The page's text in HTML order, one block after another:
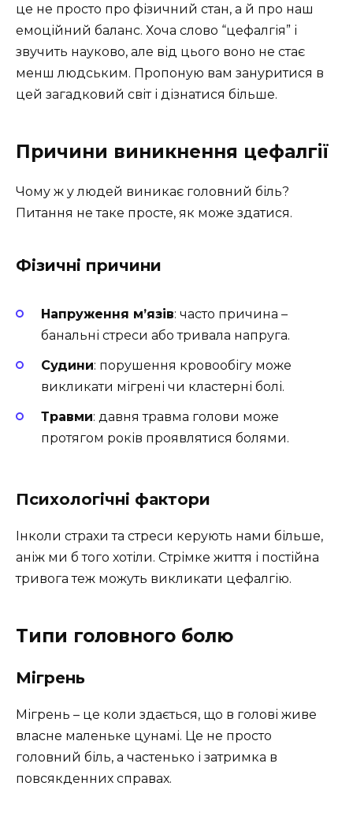
це не просто про фізичний стан, а й про наш
емоційний баланс. Хоча слово “цефалгія” і
звучить науково, але від цього воно не стає
менш людським. Пропоную вам зануритися в
цей загадковий світ і дізнатися більше.
Причини виникнення цефалгії
Чому ж у людей виникає головний біль?
Питання не таке просте, як може здатися.
Фізичні причини
Напруження м’язів: часто причина –
банальні стреси або тривала напруга.
Судини: порушення кровообігу може
викликати мігрені чи кластерні болі.
Травми: давня травма голови може
протягом років проявлятися болями.
Психологічні фактори
Інколи страхи та стреси керують нами більше,
аніж ми б того хотіли. Стрімке життя і постійна
тривога теж можуть викликати цефалгію.
Типи головного болю
Мігрень
Мігрень – це коли здається, що в голові живе
власне маленьке цунамі. Це не просто
головний біль, а частенько і затримка в
повсякденних справах.